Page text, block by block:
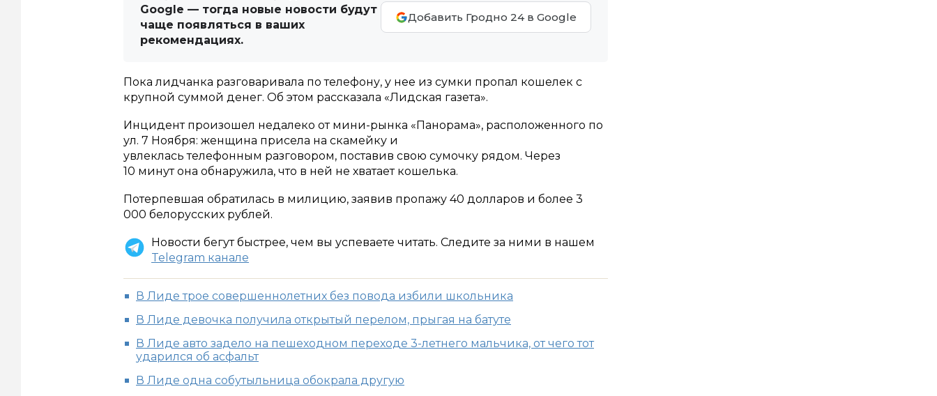
Google — тогда новые новости будут
чаще появляться в ваших
рекомендациях.
Добавить Гродно 24 в Google
Пока лидчанка разговаривала по телефону, у нее из сумки пропал кошелек с
крупной суммой денег. Об этом рассказала «Лидская газета».
Инцидент произошел недалеко от мини-рынка «Панорама», расположенного по
ул. 7 Ноября: женщина присела на скамейку и
увлеклась телефонным разговором, поставив свою сумочку рядом. Через
10 минут она обнаружила, что в ней не хватает кошелька.
Потерпевшая обратилась в милицию, заявив пропажу 40 долларов и более 3
000 белорусских рублей.
Новости бегут быстрее, чем вы успеваете читать. Следите за ними в нашем
Telegram канале
В Лиде трое совершеннолетних без повода избили школьника
В Лиде девочка получила открытый перелом, прыгая на батуте
В Лиде авто задело на пешеходном переходе 3-летнего мальчика, от чего тот
ударился об асфальт
В Лиде одна собутыльница обокрала другую